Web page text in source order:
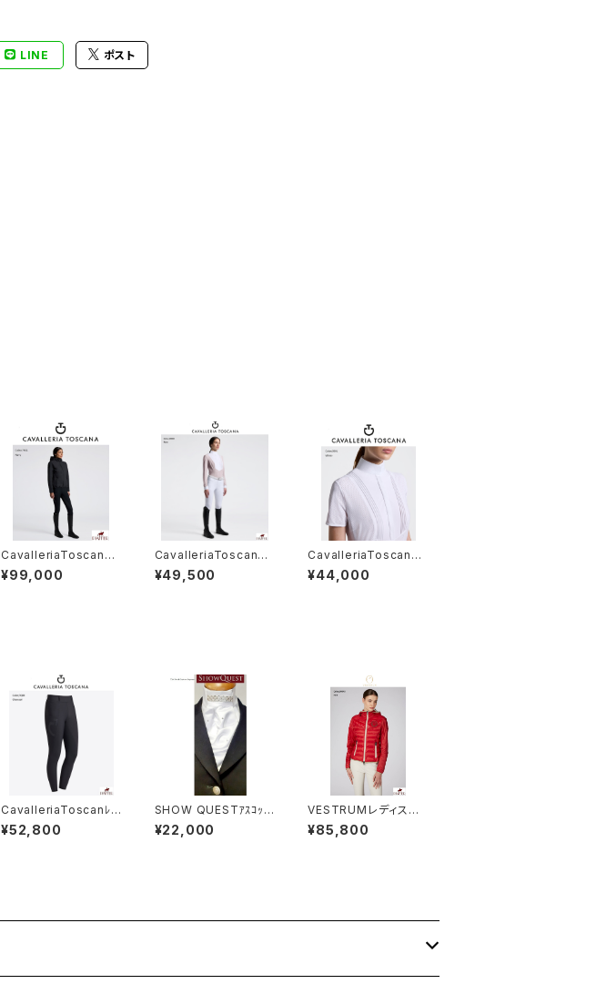
LINE ポスト
CavalleriaToscana
レディースBoｍberジ
ャケット GID315NY13
¥99,000
CavalleriaToscana
レディスLSシャツ CA
D097 JF024
¥49,500
CavalleriaToscana
SS 競技用シャツ CA
D098JF024
¥44,000
CavalleriaToscanﾚ
ﾃﾞｨｽフルグリップレギン
ス PAD230 JE195
¥52,800
SHOW QUESTｱｽｺｯﾄ
ﾀｲ Tied Stock Cont
essa Supreme
¥22,000
VESTRUMレディスソフ
トシェル W32642013
9
¥85,800